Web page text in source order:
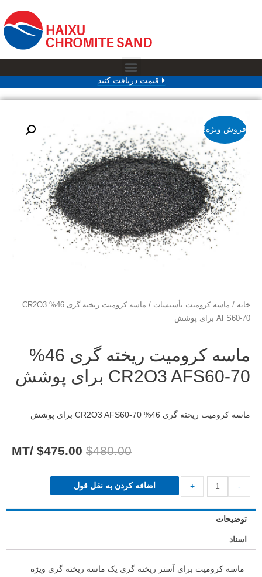
قیمت دریافت کنید
فروش ویژه!
خانه / ماسه کرومیت تأسیسات
/ ماسه کرومیت ریخته گری 46% CR2O3
AFS60-70 برای پوشش
ماسه کرومیت ریخته گری 46%
CR2O3 AFS60-70 برای پوشش
ماسه کرومیت ریخته گری 46% CR2O3 AFS60-70 برای پوشش
$480.00
$475.00
/MT
-
+ اضافه کردن به نقل قول
توضیحات
اسناد
ماسه کرومیت برای آستر ریخته گری یک ماسه ریخته گری ویژه